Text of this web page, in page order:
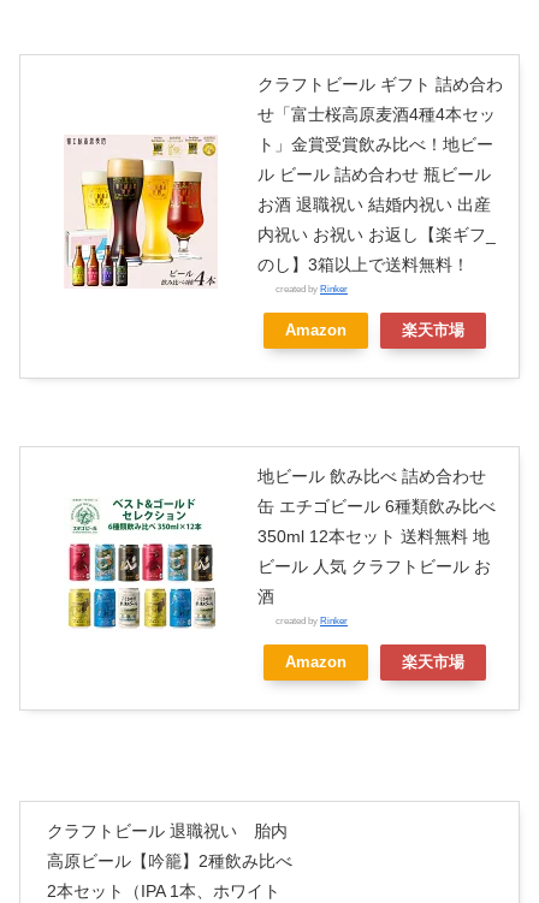
クラフトビール ギフト 詰め合わ
せ「富士桜高原麦酒4種4本セッ
ト」金賞受賞飲み比べ！地ビー
ル ビール 詰め合わせ 瓶ビール
お酒 退職祝い 結婚内祝い 出産
内祝い お祝い お返し【楽ギフ_
のし】3箱以上で送料無料！
created by Rinker
Amazon 楽天市場
地ビール 飲み比べ 詰め合わせ
缶 エチゴビール 6種類飲み比べ
350ml 12本セット 送料無料 地
ビール 人気 クラフトビール お
酒
created by Rinker
Amazon 楽天市場
クラフトビール 退職祝い 胎内
高原ビール【吟籠】2種飲み比べ
2本セット（IPA 1本、ホワイト